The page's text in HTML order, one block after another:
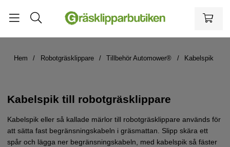
Hem Robotgräsklippare Tillbehör Automower® Kabelspik
Kabelspik till robotgräsklippare
Kabelspik eller så kallade märlor till robotgräsklippare används för
att sätta fast begränsningskabeln i gräsmattan. Slipp skära ett
spår och lägga ner begränsningskabeln, med kabelspik så fäster